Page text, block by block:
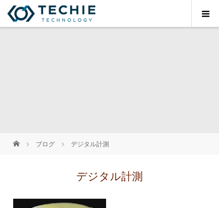
ブログ デジタル計測
デジタル計測